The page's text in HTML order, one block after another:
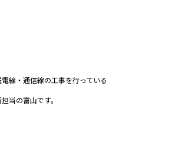
線・通信線の工事を行っている
当の富山です。